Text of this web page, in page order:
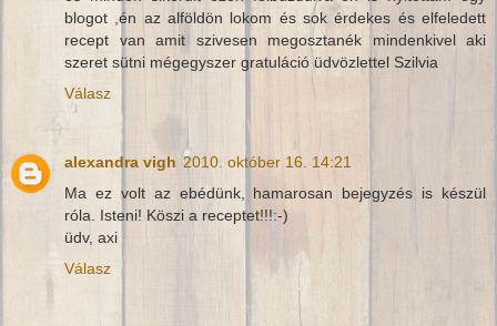
blogot ,én az alföldön lokom és sok érdekes és elfeledett
recept van amit szivesen megosztanék mindenkivel aki
szeret sütni mégegyszer gratuláció üdvözlettel Szilvia
Válasz
alexandra vigh 2010. október 16. 14:21
Ma ez volt az ebédünk, hamarosan bejegyzés is készül
róla. Isteni! Köszi a receptet!!!:-)
üdv, axi
Válasz